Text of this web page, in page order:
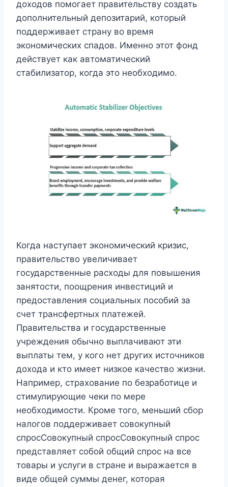
доходов помогает правительству создать
дополнительный депозитарий, который
поддерживает страну во время
экономических спадов. Именно этот фонд
действует как автоматический
стабилизатор, когда это необходимо.
Когда наступает экономический кризис,
правительство увеличивает
государственные расходы для повышения
занятости, поощрения инвестиций и
предоставления социальных пособий за
счет трансфертных платежей.
Правительства и государственные
учреждения обычно выплачивают эти
выплаты тем, у кого нет других источников
дохода и кто имеет низкое качество жизни.
Например, страхование по безработице и
стимулирующие чеки по мере
необходимости. Кроме того, меньший сбор
налогов поддерживает совокупный
спросСовокупный спросСовокупный спрос
представляет собой общий спрос на все
товары и услуги в стране и выражается в
виде общей суммы денег, которая